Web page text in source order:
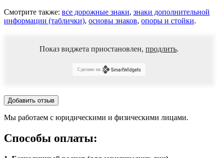
Смотрите также: все дорожные знаки, знаки дополнительной
информации (таблички), основы знаков, опоры и стойки.
Показ виджета приостановлен, продлить.
Сделано на
Добавить отзыв
Мы работаем с юридическими и физическими лицами.
Способы оплаты: